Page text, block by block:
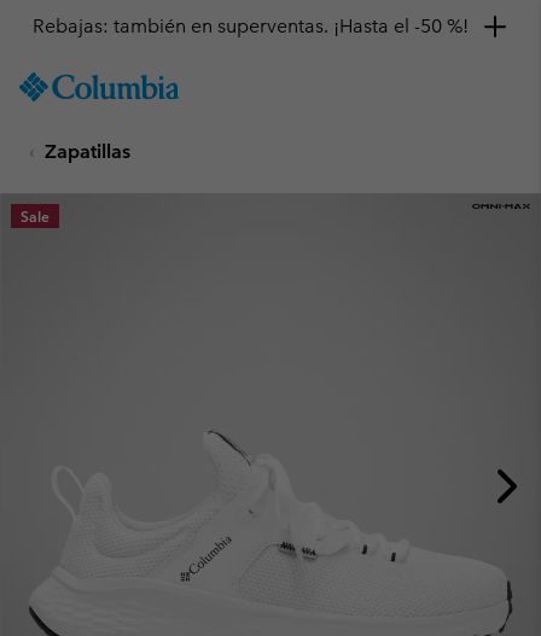
TO
SKIP
MAIN
NAV
Rebajas: también en superventas. ¡Hasta el -50 %!
Zapatillas
Sale